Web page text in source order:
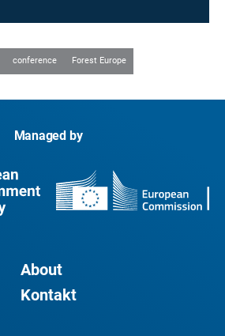
conference Forest Europe
Managed by
About
Kontakt